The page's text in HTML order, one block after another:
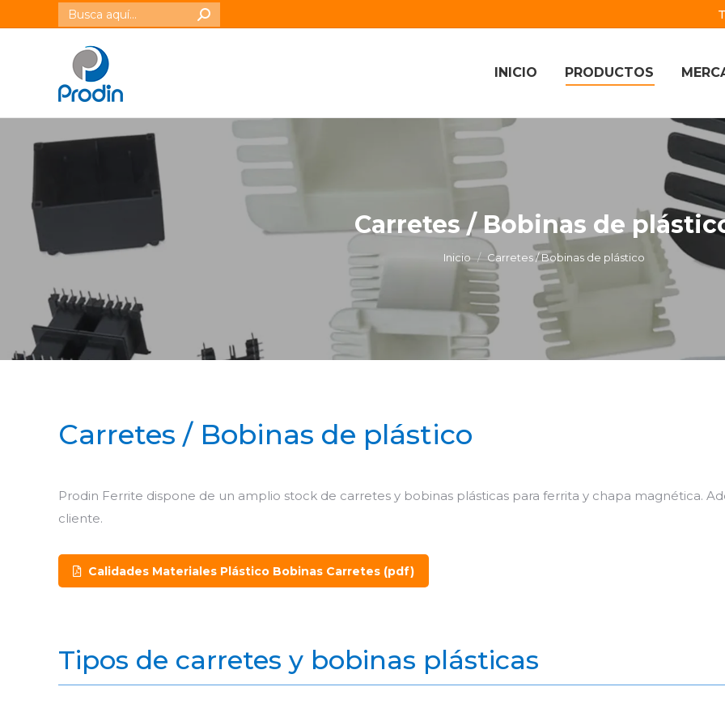
Buscar:
INICIO PRODUCTOS
Carretes / Bobinas de
Estás aquí:
Inicio Carretes / Bobinas de plástico
Carretes / Bobinas de plástico
Prodin Ferrite dispone de un amplio stock de carretes y bobinas plásticas para ferrita y chapa magnética.
cliente.
Calidades Materiales Plástico Bobinas Carretes (pdf)
Tipos de carretes y bobinas plásticas